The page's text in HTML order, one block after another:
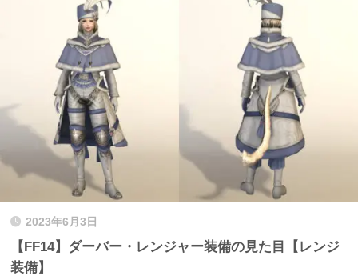
2023年6月3日
【FF14】ダーバー・レンジャー装備の見た目【レンジ
装備】